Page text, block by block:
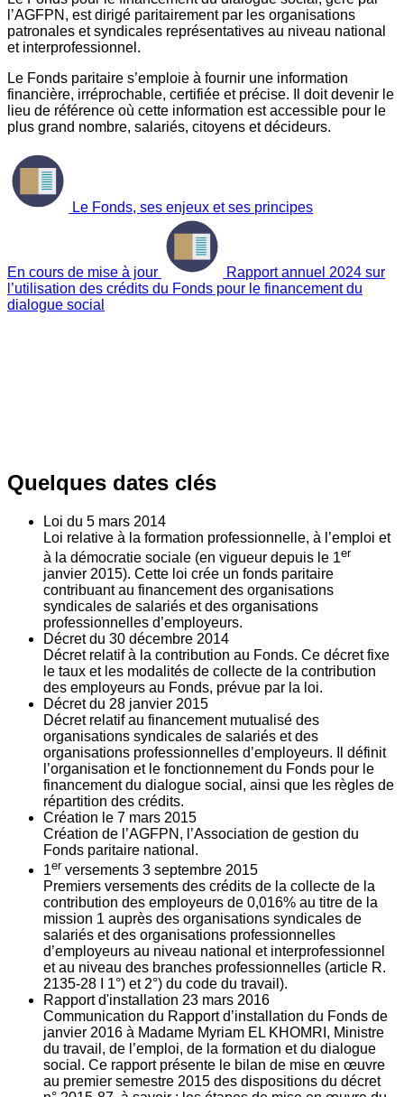
l’AGFPN, est dirigé paritairement par les organisations
patronales et syndicales représentatives au niveau national
et interprofessionnel.
Le Fonds paritaire s’emploie à fournir une information
financière, irréprochable, certifiée et précise. Il doit devenir le
lieu de référence où cette information est accessible pour le
plus grand nombre, salariés, citoyens et décideurs.
Le Fonds, ses enjeux et ses principes
En cours de mise à jour
Rapport annuel 2024 sur
l’utilisation des crédits du Fonds pour le financement du
dialogue social
Quelques dates clés
Loi du 5 mars 2014
Loi relative à la formation professionnelle, à l’emploi et
à la démocratie sociale (en vigueur depuis le 1er
janvier 2015). Cette loi crée un fonds paritaire
contribuant au financement des organisations
syndicales de salariés et des organisations
professionnelles d’employeurs.
Décret du 30 décembre 2014
Décret relatif à la contribution au Fonds. Ce décret fixe
le taux et les modalités de collecte de la contribution
des employeurs au Fonds, prévue par la loi.
Décret du 28 janvier 2015
Décret relatif au financement mutualisé des
organisations syndicales de salariés et des
organisations professionnelles d’employeurs. Il définit
l’organisation et le fonctionnement du Fonds pour le
financement du dialogue social, ainsi que les règles de
répartition des crédits.
Création le 7 mars 2015
Création de l’AGFPN, l’Association de gestion du
Fonds paritaire national.
1er versements 3 septembre 2015
Premiers versements des crédits de la collecte de la
contribution des employeurs de 0,016% au titre de la
mission 1 auprès des organisations syndicales de
salariés et des organisations professionnelles
d’employeurs au niveau national et interprofessionnel
et au niveau des branches professionnelles (article R.
2135‐28 I 1°) et 2°) du code du travail).
Rapport d'installation 23 mars 2016
Communication du Rapport d’installation du Fonds de
janvier 2016 à Madame Myriam EL KHOMRI, Ministre
du travail, de l’emploi, de la formation et du dialogue
social. Ce rapport présente le bilan de mise en œuvre
au premier semestre 2015 des dispositions du décret